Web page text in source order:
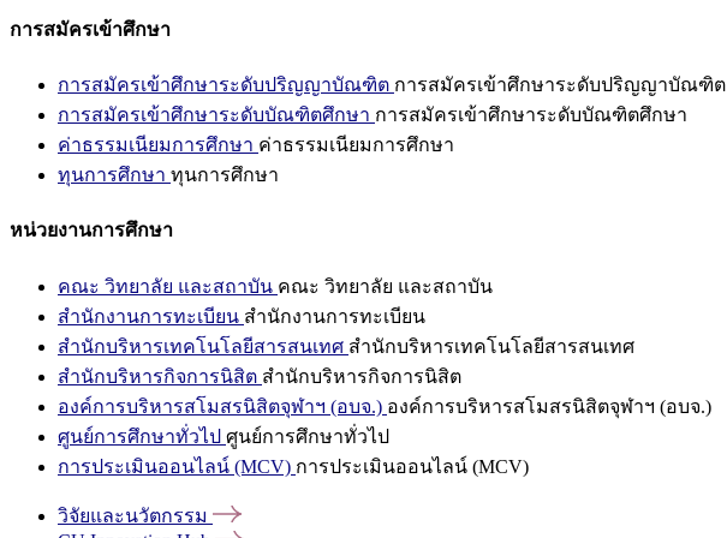
การสมัครเข้าศึกษา
การสมัครเข้าศึกษาระดับปริญญาบัณฑิต การสมัครเข้าศึกษาระดับปริญญาบัณฑิต
การสมัครเข้าศึกษาระดับบัณฑิตศึกษา การสมัครเข้าศึกษาระดับบัณฑิตศึกษา
ค่าธรรมเนียมการศึกษา ค่าธรรมเนียมการศึกษา
ทุนการศึกษา ทุนการศึกษา
หน่วยงานการศึกษา
คณะ วิทยาลัย และสถาบัน คณะ วิทยาลัย และสถาบัน
สำนักงานการทะเบียน สำนักงานการทะเบียน
สำนักบริหารเทคโนโลยีสารสนเทศ สำนักบริหารเทคโนโลยีสารสนเทศ
สำนักบริหารกิจการนิสิต สำนักบริหารกิจการนิสิต
องค์การบริหารสโมสรนิสิตจุฬาฯ (อบจ.) องค์การบริหารสโมสรนิสิตจุฬาฯ (อบจ.)
ศูนย์การศึกษาทั่วไป ศูนย์การศึกษาทั่วไป
การประเมินออนไลน์ (MCV) การประเมินออนไลน์ (MCV)
วิจัยและนวัตกรรม